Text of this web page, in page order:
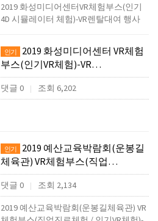
2019 화성미디어센터VR체험부스(인기
4D 시뮬레이터 체험)-VR렌탈대여 행사
인기
2019 화성미디어센터 VR체험
부스(인기VR체험)-VR…
댓글 0 | 조회 6,202
인기
2019 예산교육박람회(운봉길
체육관) VR체험부스(직업…
댓글 0 | 조회 2,134
2019 예산교육박람회(운봉길체육관) VR